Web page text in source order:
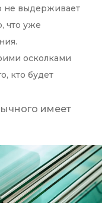
не выдерживает
что уже
осколками
кто будет
имеет